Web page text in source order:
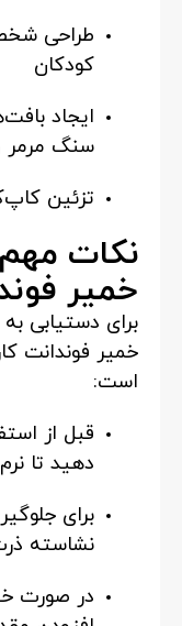
طراحی
کودکان
ایجاد
سنگ مرمر
تزئین
نکات مهم
خمیر
برای دستیابی
خمیر فوندانت
است:
قبل از
دهید تا
برای
نشاسته
در صورت